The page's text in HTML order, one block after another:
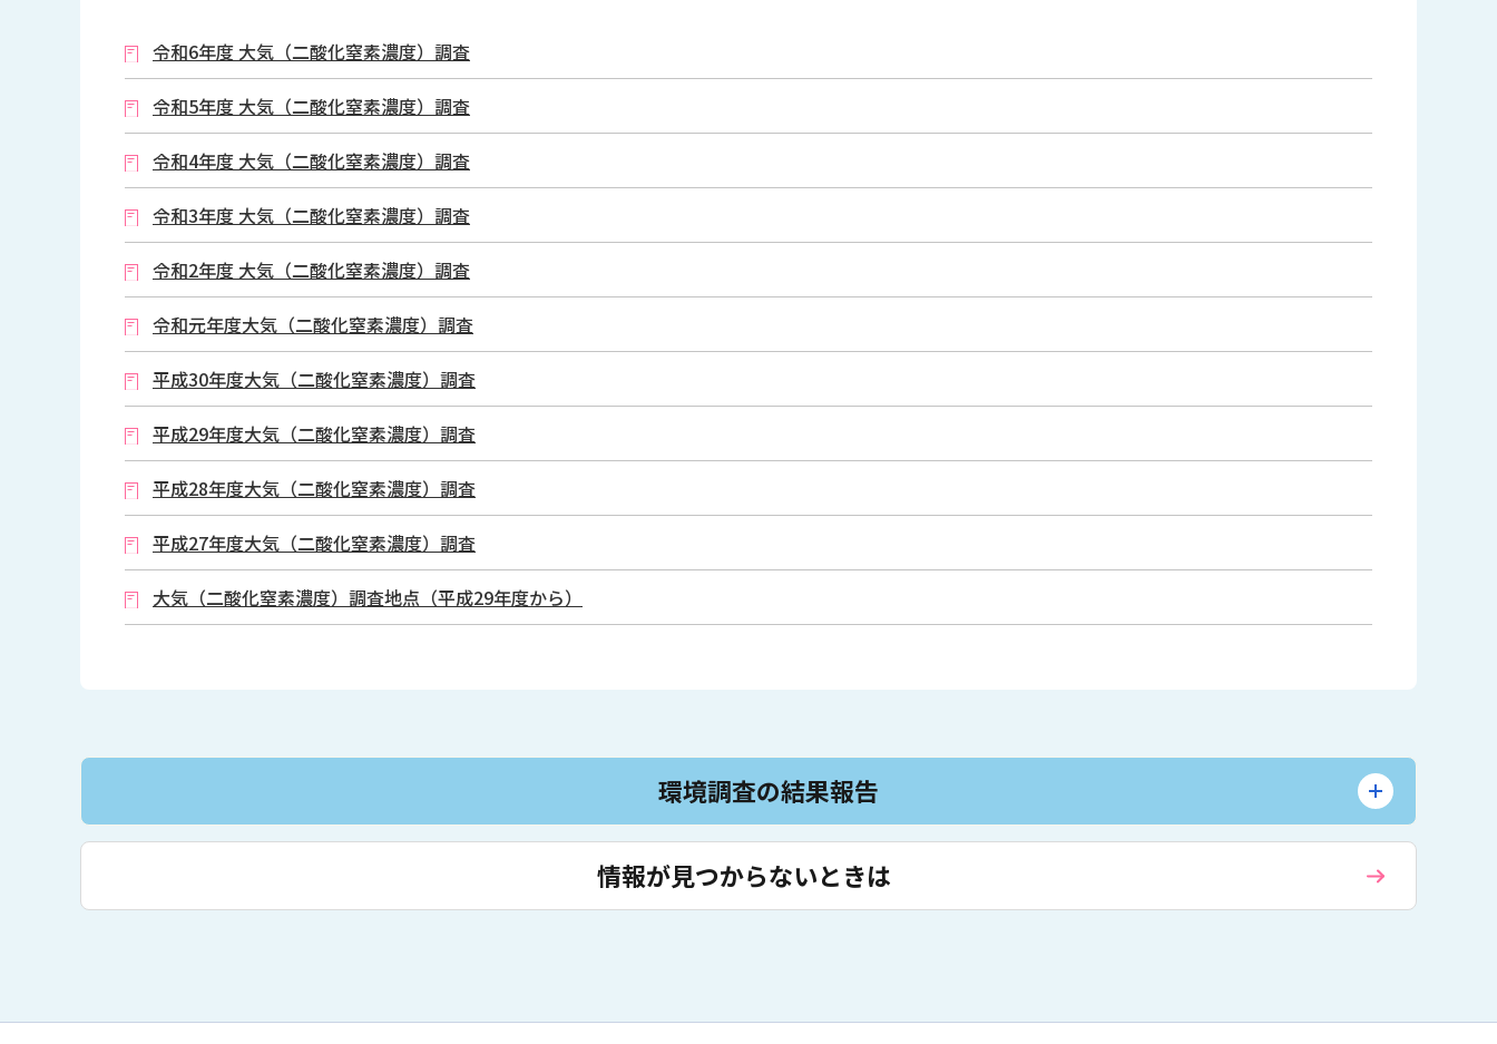
令和6年度 大気（二酸化窒素濃度）調査
令和5年度 大気（二酸化窒素濃度）調査
令和4年度 大気（二酸化窒素濃度）調査
令和3年度 大気（二酸化窒素濃度）調査
令和2年度 大気（二酸化窒素濃度）調査
令和元年度大気（二酸化窒素濃度）調査
平成30年度大気（二酸化窒素濃度）調査
平成29年度大気（二酸化窒素濃度）調査
平成28年度大気（二酸化窒素濃度）調査
平成27年度大気（二酸化窒素濃度）調査
大気（二酸化窒素濃度）調査地点（平成29年度から）
環境調査の結果報告
情報が見つからないときは